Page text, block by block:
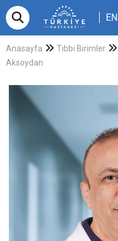
Anasayfa Tıbbi Birimler
Aksoydan
EN